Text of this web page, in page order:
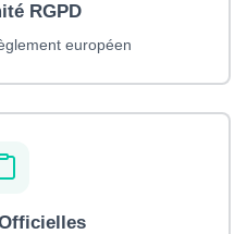
RGPD
européen